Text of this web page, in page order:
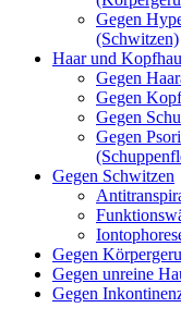
Gegen
(Schwitzen)
Haar und
Gegen
Gegen
Gegen
Gegen
Gegen Schwitzen
Gegen
Gegen unreine
Gegen